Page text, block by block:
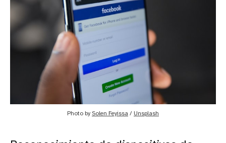
Photo by Solen Feyissa / Unsplash